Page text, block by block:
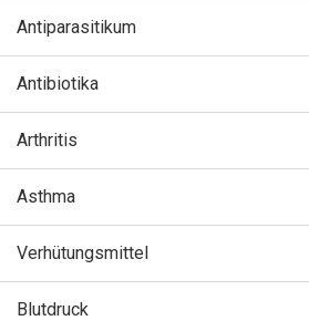
Antiparasitikum
Antibiotika
Arthritis
Asthma
Verhütungsmittel
Blutdruck